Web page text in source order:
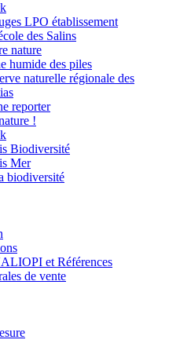
LPO établissement
des Salins
nature
humide des piles
naturelle régionale des
reporter
!
Biodiversité
Mer
biodiversité
et Références
de vente